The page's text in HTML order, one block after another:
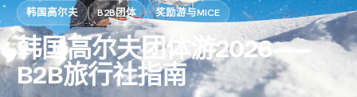
韩国高尔夫 B2B团体 奖励游与MICE
韩国高尔夫团体游2026——
B2B旅行社指南